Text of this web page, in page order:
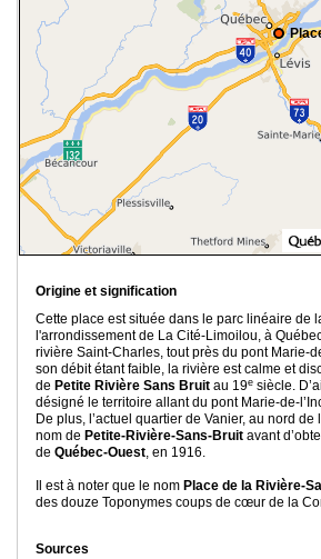
Origine et signification
Cette place est située dans le parc linéaire de
l'arrondissement de La Cité-Limoilou, à
rivière Saint-Charles, tout près du pont Marie-
son débit étant faible, la rivière est calme et
de Petite Rivière Sans Bruit au 19e siècle.
désigné le territoire allant du pont Marie-de-
De plus, l’actuel quartier de Vanier, au nord
nom de Petite-Rivière-Sans-Bruit avant
de Québec-Ouest, en 1916.
Il est à noter que le nom Place de la Rivière-
des douze Toponymes coups de cœur de la
Sources